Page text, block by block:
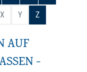
X Y Z
AUF
- E